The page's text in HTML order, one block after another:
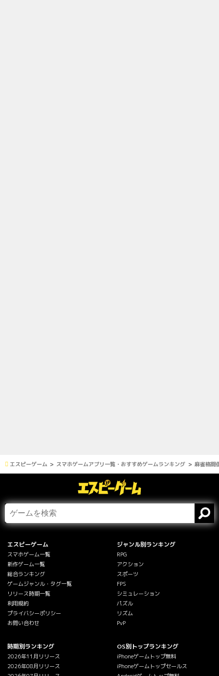
エスピーゲーム スマホゲームアプリ一覧・おすすめゲームランキング 麻雀格闘
エスピーゲーム
スマホゲーム一覧
新作ゲーム一覧
総合ランキング
ゲームジャンル・タグ一覧
リリース時期一覧
利用規約
プライバシーポリシー
お問い合わせ
ジャンル別ランキング
RPG
アクション
スポーツ
FPS
シミュレーション
パズル
リズム
PvP
時期別ランキング
2026年11月リリース
2026年08月リリース
OS別トップランキング
iPhoneゲームトップ無料
iPhoneゲームトップセールス